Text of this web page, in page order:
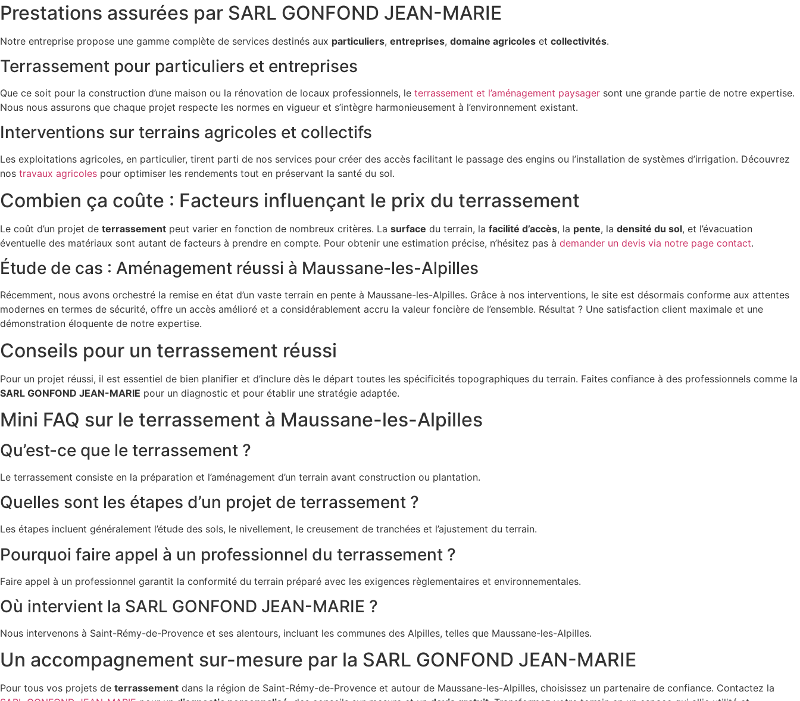
Prestations assurées par SARL GONFOND JEAN-MARIE
Notre entreprise propose une gamme complète de services destinés aux particuliers, entreprises, domaine agricoles et collectivités.
Terrassement pour particuliers et entreprises
Que ce soit pour la construction d’une maison ou la rénovation de locaux professionnels, le terrassement et l’aménagement paysager sont une grande partie de notre expertise.
Nous nous assurons que chaque projet respecte les normes en vigueur et s’intègre harmonieusement à l’environnement existant.
Interventions sur terrains agricoles et collectifs
Les exploitations agricoles, en particulier, tirent parti de nos services pour créer des accès facilitant le passage des engins ou l’installation de systèmes d’irrigation. Découvrez
nos travaux agricoles pour optimiser les rendements tout en préservant la santé du sol.
Combien ça coûte : Facteurs influençant le prix du terrassement
Le coût d’un projet de terrassement peut varier en fonction de nombreux critères. La surface du terrain, la facilité d’accès, la pente, la densité du sol, et l’évacuation
éventuelle des matériaux sont autant de facteurs à prendre en compte. Pour obtenir une estimation précise, n’hésitez pas à demander un devis via notre page contact.
Étude de cas : Aménagement réussi à Maussane-les-Alpilles
Récemment, nous avons orchestré la remise en état d’un vaste terrain en pente à Maussane-les-Alpilles. Grâce à nos interventions, le site est désormais conforme aux attentes
modernes en termes de sécurité, offre un accès amélioré et a considérablement accru la valeur foncière de l’ensemble. Résultat ? Une satisfaction client maximale et une
démonstration éloquente de notre expertise.
Conseils pour un terrassement réussi
Pour un projet réussi, il est essentiel de bien planifier et d’inclure dès le départ toutes les spécificités topographiques du terrain. Faites confiance à des professionnels comme la
SARL GONFOND JEAN-MARIE pour un diagnostic et pour établir une stratégie adaptée.
Mini FAQ sur le terrassement à Maussane-les-Alpilles
Qu’est-ce que le terrassement ?
Le terrassement consiste en la préparation et l’aménagement d’un terrain avant construction ou plantation.
Quelles sont les étapes d’un projet de terrassement ?
Les étapes incluent généralement l’étude des sols, le nivellement, le creusement de tranchées et l’ajustement du terrain.
Pourquoi faire appel à un professionnel du terrassement ?
Faire appel à un professionnel garantit la conformité du terrain préparé avec les exigences règlementaires et environnementales.
Où intervient la SARL GONFOND JEAN-MARIE ?
Nous intervenons à Saint-Rémy-de-Provence et ses alentours, incluant les communes des Alpilles, telles que Maussane-les-Alpilles.
Un accompagnement sur-mesure par la SARL GONFOND JEAN-MARIE
Pour tous vos projets de terrassement dans la région de Saint-Rémy-de-Provence et autour de Maussane-les-Alpilles, choisissez un partenaire de confiance. Contactez la